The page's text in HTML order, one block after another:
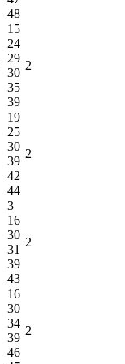
48
15
24
29
30
35
39
2
19
25
30
39
42
44
2
3
16
30
31
39
43
2
16
30
34
39
46
2